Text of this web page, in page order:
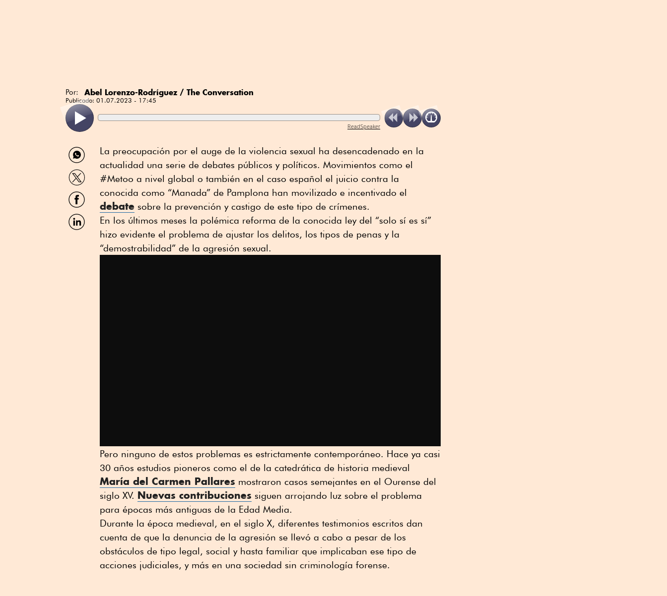
Por: Abel Lorenzo-Rodríguez / The Conversation
Publicado: 01.07.2023 - 17:45
ReadSpeaker
Compartir
por
WhatsApp
Compartir
por
Twitter
Compartir
por
Facebook
Compartir
por
La preocupación por el auge de la violencia sexual ha desencadenado en la
actualidad una serie de debates públicos y políticos. Movimientos como el
#Metoo a nivel global o también en el caso español el juicio contra la
conocida como “Manada” de Pamplona han movilizado e incentivado el
debate sobre la prevención y castigo de este tipo de crímenes.
En los últimos meses la polémica reforma de la conocida ley del “solo sí es sí”
hizo evidente el problema de ajustar los delitos, los tipos de penas y la
“demostrabilidad” de la agresión sexual.
Pero ninguno de estos problemas es estrictamente contemporáneo. Hace ya casi
30 años estudios pioneros como el de la catedrática de historia medieval
María del Carmen Pallares mostraron casos semejantes en el Ourense del
siglo XV. Nuevas contribuciones siguen arrojando luz sobre el problema
para épocas más antiguas de la Edad Media.
Durante la época medieval, en el siglo X, diferentes testimonios escritos dan
cuenta de que la denuncia de la agresión se llevó a cabo a pesar de los
obstáculos de tipo legal, social y hasta familiar que implicaban ese tipo de
acciones judiciales, y más en una sociedad sin criminología forense.